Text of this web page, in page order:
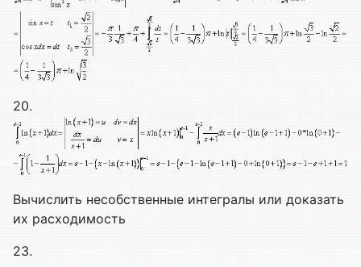
20.
Вычислить несобственные интегралы или доказать
их расходимость
23.